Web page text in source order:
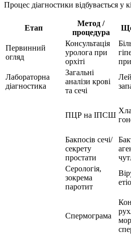
Процес діагностики відбувається у
Етап
Метод /
процедура
Первинний
огляд
Консультація
уролога при
орхіті
Лабораторна
діагностика
Загальні
аналізи крові
та сечі
ПЦР на ІПСШ
Бакпосів сечі/
секрету
простати
Серологія,
зокрема
паротит
Спермограма